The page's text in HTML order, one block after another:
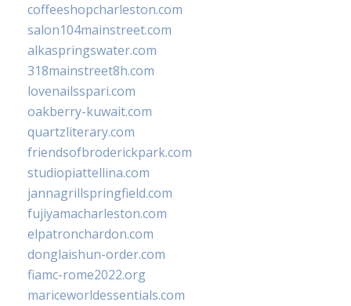
coffeeshopcharleston.com
salon104mainstreet.com
alkaspringswater.com
318mainstreet8h.com
lovenailsspari.com
oakberry-kuwait.com
quartzliterary.com
friendsofbroderickpark.com
studiopiattellina.com
jannagrillspringfield.com
fujiyamacharleston.com
elpatronchardon.com
donglaishun-order.com
fiamc-rome2022.org
mariceworldessentials.com